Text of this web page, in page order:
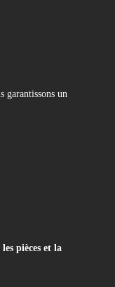
garantissons un
pièces et la